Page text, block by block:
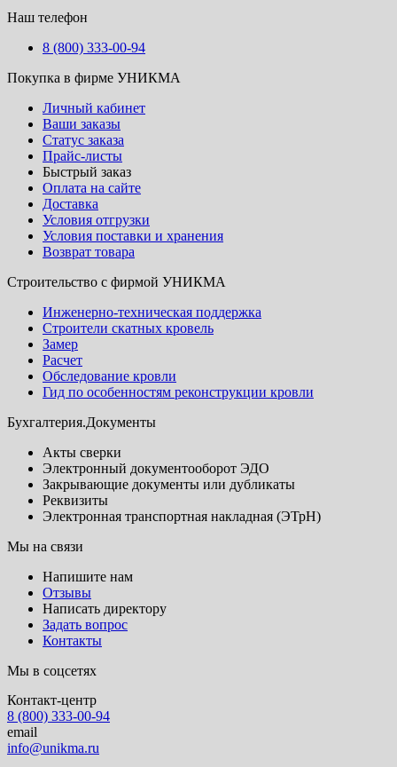
Наш телефон
8 (800) 333-00-94
Покупка в фирме УНИКМА
Личный кабинет
Ваши заказы
Статус заказа
Прайс-листы
Быстрый заказ
Оплата на сайте
Доставка
Условия отгрузки
Условия поставки и хранения
Возврат товара
Строительство с фирмой УНИКМА
Инженерно-техническая поддержка
Строители скатных кровель
Замер
Расчет
Обследование кровли
Гид по особенностям реконструкции кровли
Бухгалтерия.Документы
Акты сверки
Электронный документооборот ЭДО
Закрывающие документы или дубликаты
Реквизиты
Электронная транспортная накладная (ЭТрН)
Мы на связи
Напишите нам
Отзывы
Написать директору
Задать вопрос
Контакты
Мы в соцсетях
Контакт-центр
8 (800) 333-00-94
email
info@unikma.ru